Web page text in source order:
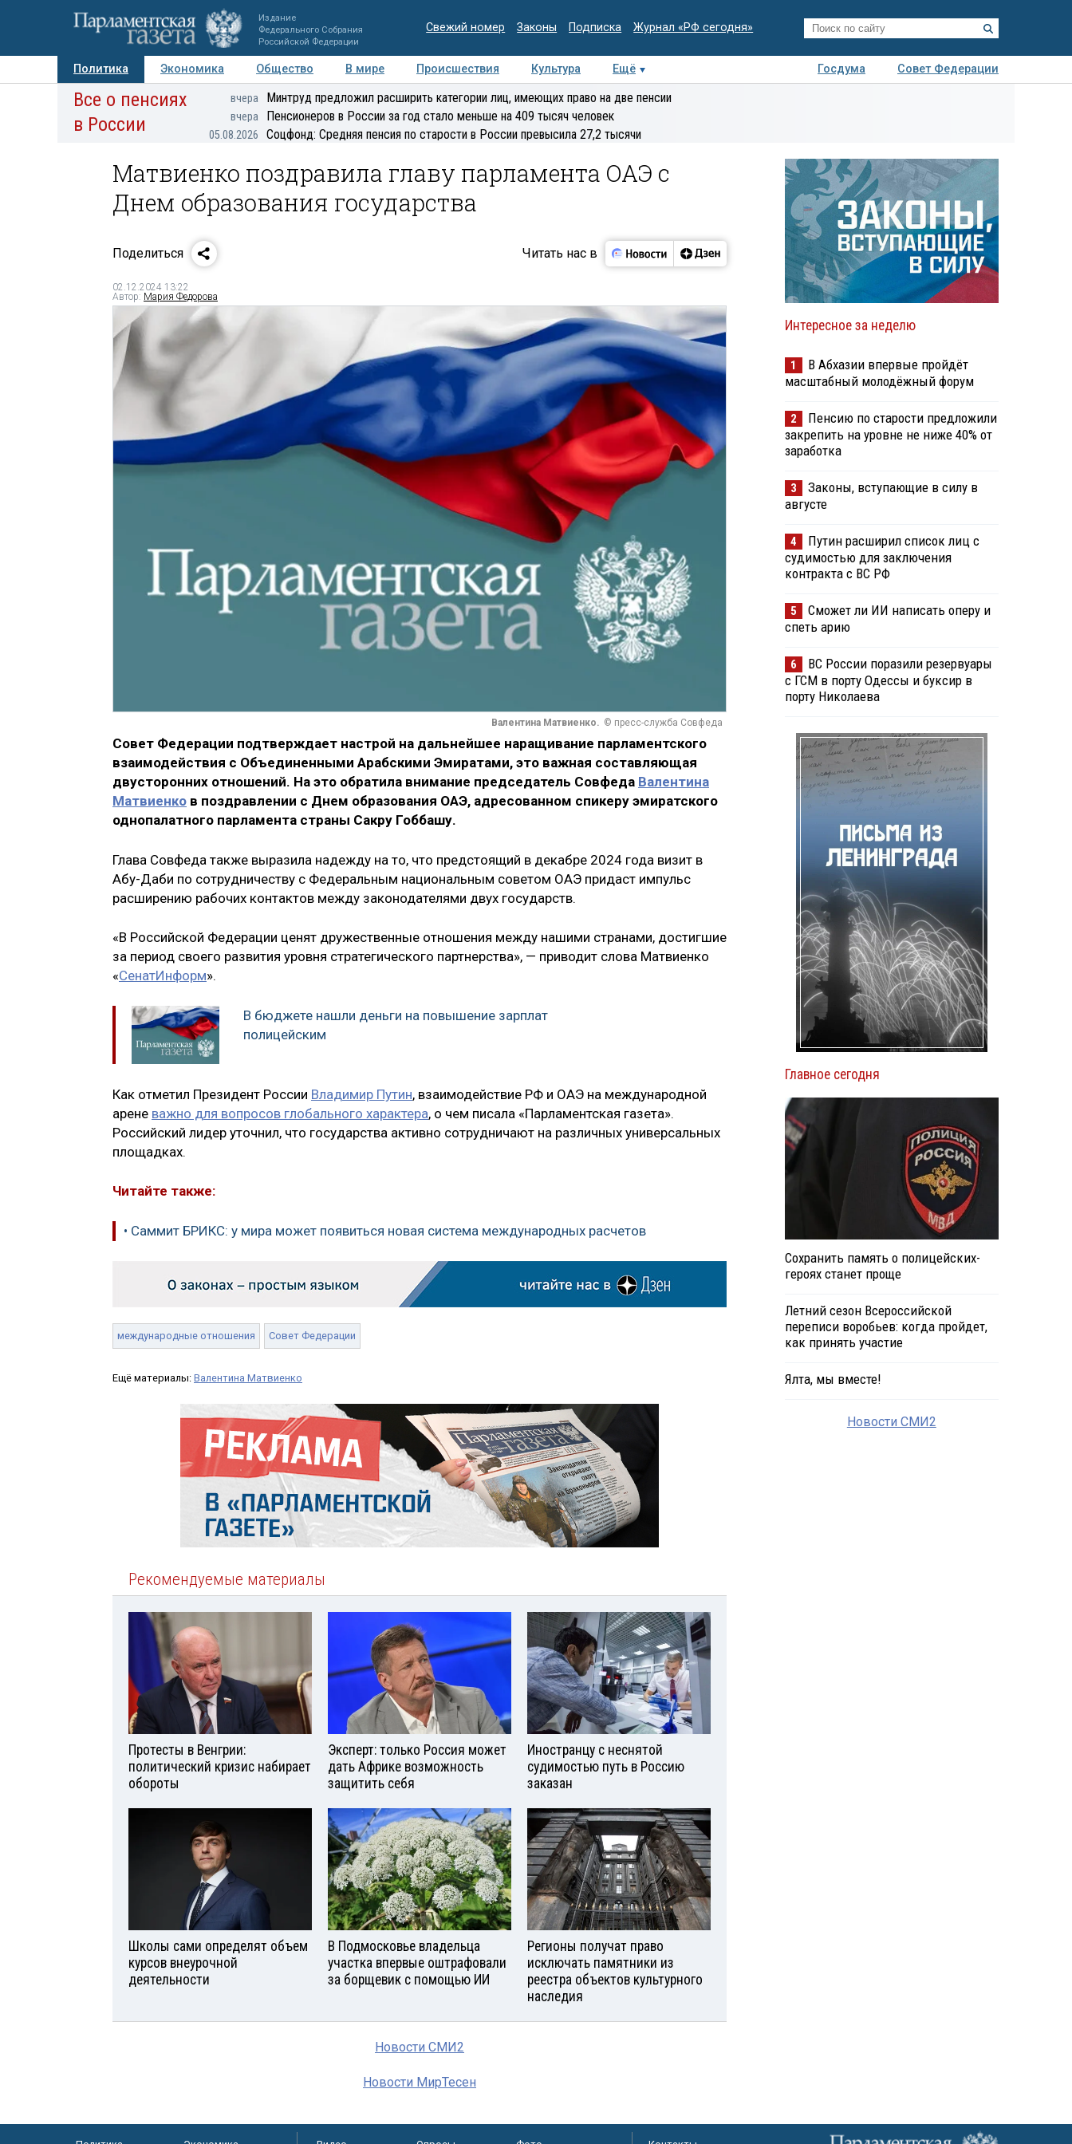
Издание
Федерального Собрания
Российской Федерации
Свежий номер Законы Подписка Журнал «РФ сегодня»
Политика Экономика Общество В мире Происшествия Культура Ещё Госдума
Совет Федерации
Авторы Персоны Мнения Регионы Медиацентр Интервью Колумнисты
Деловая
Все о пенсиях
в России
вчера Минтруд предложил расширить категории лиц, имеющих право на две пенсии
вчера Пенсионеров в России за год стало меньше на 409 тысяч человек
05.08.2026 Соцфонд: Средняя пенсия по старости в России превысила 27,2 тысячи
Матвиенко поздравила главу парламента ОАЭ с
Днем образования государства
Поделиться Читать нас в
02.12.2024 13:22
Автор: Мария Федорова
Валентина Матвиенко. © пресс-служба Совфеда
Совет Федерации подтверждает настрой на дальнейшее наращивание парламентского
взаимодействия с Объединенными Арабскими Эмиратами, это важная составляющая
двусторонних отношений. На это обратила внимание председатель Совфеда Валентина
Матвиенко в поздравлении с Днем образования ОАЭ, адресованном спикеру эмиратского
однопалатного парламента страны Сакру Гоббашу.
Глава Совфеда также выразила надежду на то, что предстоящий в декабре 2024 года визит в
Абу-Даби по сотрудничеству с Федеральным национальным советом ОАЭ придаст импульс
расширению рабочих контактов между законодателями двух государств.
«В Российской Федерации ценят дружественные отношения между нашими странами, достигшие
за период своего развития уровня стратегического партнерства», — приводит слова Матвиенко
«СенатИнформ».
В бюджете нашли деньги на повышение зарплат
полицейским
Как отметил Президент России Владимир Путин, взаимодействие РФ и ОАЭ на международной
арене важно для вопросов глобального характера, о чем писала «Парламентская газета».
Российский лидер уточнил, что государства активно сотрудничают на различных универсальных
площадках.
Читайте также:
• Саммит БРИКС: у мира может появиться новая система международных расчетов
международные отношения Совет Федерации
Ещё материалы: Валентина Матвиенко
Рекомендуемые материалы
Протесты в Венгрии:
политический кризис набирает
обороты
Эксперт: только Россия может
дать Африке возможность
защитить себя
Иностранцу с неснятой
судимостью путь в Россию
заказан
Школы сами определят объем
курсов внеурочной
деятельности
В Подмосковье владельца
участка впервые оштрафовали
за борщевик с помощью ИИ
Регионы получат право
исключать памятники из
реестра объектов культурного
наследия
Новости СМИ2
Новости МирТесен
Интересное за неделю
1
В Абхазии впервые пройдёт
масштабный молодёжный форум
2
Пенсию по старости предложили
закрепить на уровне не ниже 40% от
заработка
3
Законы, вступающие в силу в
августе
4
Путин расширил список лиц с
судимостью для заключения
контракта с ВС РФ
5
Сможет ли ИИ написать оперу и
спеть арию
6
ВС России поразили резервуары
с ГСМ в порту Одессы и буксир в
порту Николаева
Главное сегодня
Сохранить память о полицейских-
героях станет проще
Летний сезон Всероссийской
переписи воробьев: когда пройдет,
как принять участие
Ялта, мы вместе!
Новости СМИ2